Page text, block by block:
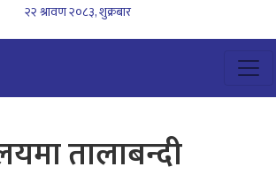
२२ श्रावण २०८३, शुक्रबार
तालाबन्दी